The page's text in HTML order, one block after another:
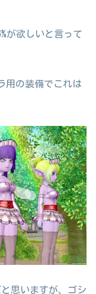
が欲しいと言って
用の装備でこれは
思いますが、ゴシ